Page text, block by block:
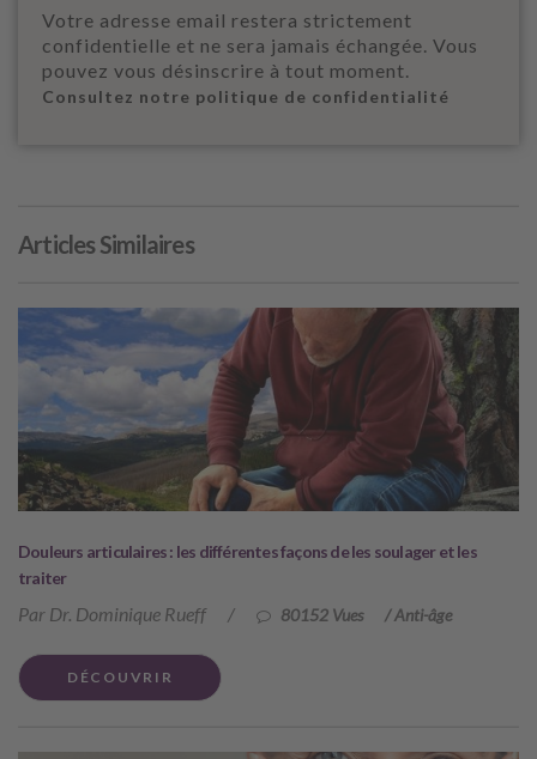
Votre adresse email restera strictement
confidentielle et ne sera jamais échangée. Vous
pouvez vous désinscrire à tout moment.
Consultez notre politique de confidentialité
Articles Similaires
Douleurs articulaires : les différentes façons de les soulager et les
traiter
Par Dr. Dominique Rueff / 80152 Vues /Anti-âge
DÉCOUVRIR